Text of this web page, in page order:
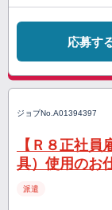
応募す
ジョブNo. A01394397
【Ｒ８正社
具）使用のお
派遣